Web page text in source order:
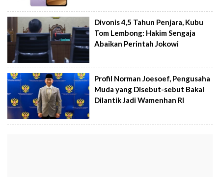
Divonis 4,5 Tahun Penjara, Kubu
Tom Lembong: Hakim Sengaja
Abaikan Perintah Jokowi
Profil Norman Joesoef, Pengusaha
Muda yang Disebut-sebut Bakal
Dilantik Jadi Wamenhan RI